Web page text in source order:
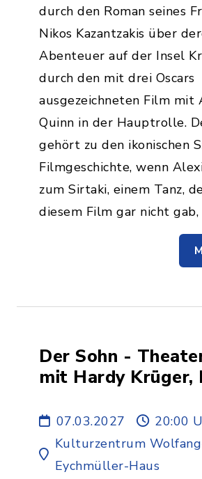
durch den Roman seines
Nikos Kazantzakis über
Abenteuer auf der Insel
durch den mit drei Oscars
ausgezeichneten Film mit
Quinn in der Hauptrolle.
gehört zu den ikonischen
Filmgeschichte, wenn
zum Sirtaki, einem Tanz,
diesem Film gar nicht
Der Sohn -
mit Hardy Krüger,
Alexa Maria
6.ABO
07.03.2027
20:00
Kulturzentrum
Eychmüller-Haus